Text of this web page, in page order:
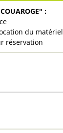
:
du matériel
réservation